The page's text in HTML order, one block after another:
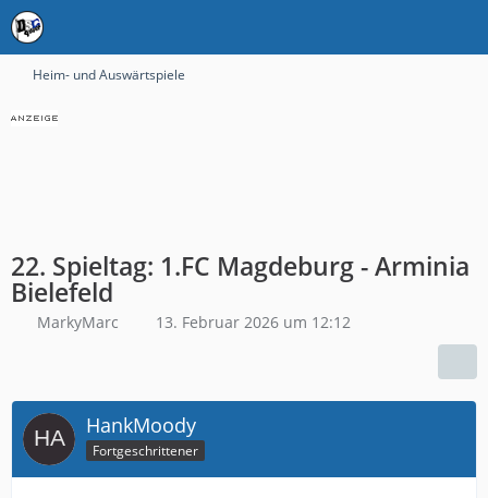
Heim- und Auswärtspiele
22. Spieltag: 1.FC Magdeburg - Arminia
Bielefeld
MarkyMarc 13. Februar 2026 um 12:12
HankMoody
Fortgeschrittener